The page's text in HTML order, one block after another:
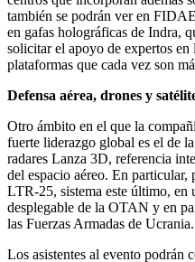
también se podrán ver en
en gafas holográficas de Indra,
solicitar el apoyo de expertos en
plataformas que cada vez son
Defensa aérea, drones y
Otro ámbito en el que la
fuerte liderazgo global es el de
radares Lanza 3D, referencia
del espacio aéreo. En particular,
LTR-25, sistema este último, en
desplegable de la OTAN y en
las Fuerzas Armadas de Ucrania.
Los asistentes al evento podrán